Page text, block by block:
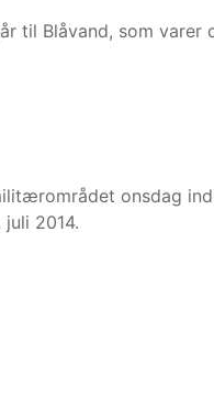
til Blåvand, som varer
onsdag
2014.